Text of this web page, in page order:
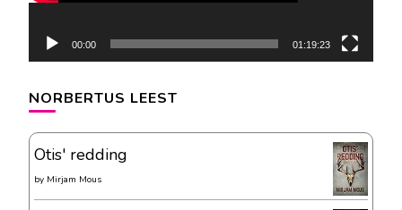
00:00 01:19:23
NORBERTUS LEEST
Otis' redding
by Mirjam Mous